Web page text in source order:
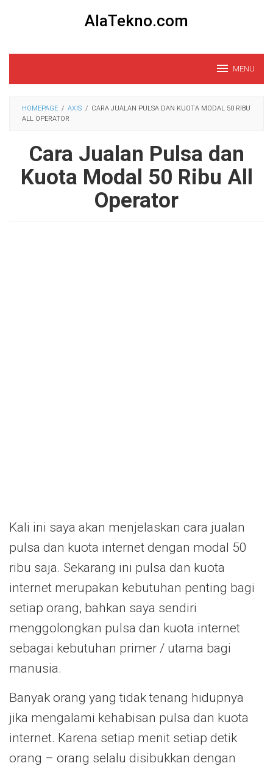
AlaTekno.com
MENU
HOMEPAGE / AXIS / CARA JUALAN PULSA DAN KUOTA MODAL 50 RIBU
ALL OPERATOR
Cara Jualan Pulsa dan
Kuota Modal 50 Ribu All
Operator
Kali ini saya akan menjelaskan cara jualan
pulsa dan kuota internet dengan modal 50
ribu saja. Sekarang ini pulsa dan kuota
internet merupakan kebutuhan penting bagi
setiap orang, bahkan saya sendiri
menggolongkan pulsa dan kuota internet
sebagai kebutuhan primer / utama bagi
manusia.
Banyak orang yang tidak tenang hidupnya
jika mengalami kehabisan pulsa dan kuota
internet. Karena setiap menit setiap detik
orang – orang selalu disibukkan dengan